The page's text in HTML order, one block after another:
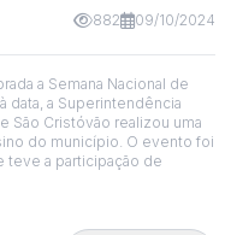
882 09/10/2024
a Semana Nacional de
data, a Superintendência
São Cristóvão realizou uma
do município. O evento foi
teve a participação de